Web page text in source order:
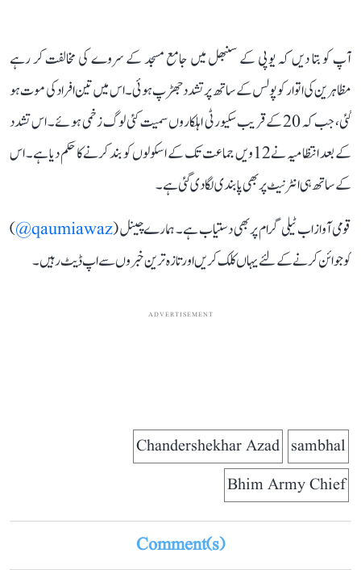
آپ کو بتا دیں کہ یوپی کے سنبھل میں جامع مسجد کے سروے کی مخالفت کر رہے
مظاہرین کی اتوار کو پولس کے ساتھ پرتشدد جھڑپ ہوئی۔ اس میں تین افراد کی موت ہو
گئی، جب کہ 20 کے قریب سکیورٹی اہلکاروں سمیت کئی لوگ زخمی ہوئے۔ اس تشدد
کے بعد انتظامیہ نے 12ویں جماعت تک کے اسکولوں کو بند کرنے کا حکم دیا ہے۔ اس
کے ساتھ ہی انٹرنیٹ پر بھی پابندی لگا دی گئی ہے۔
قومی آواز اب ٹیلی گرام پر بھی دستیاب ہے۔ ہمارے چینل (qaumiawaz@
)
کو جوائن کرنے کے لئے یہاں کلک کریں اور تازہ ترین خبروں سے اپ ڈیٹ رہیں۔
ADVERTISEMENT
sambhal
Chandershekhar Azad
Bhim Army Chief
Comment(s)